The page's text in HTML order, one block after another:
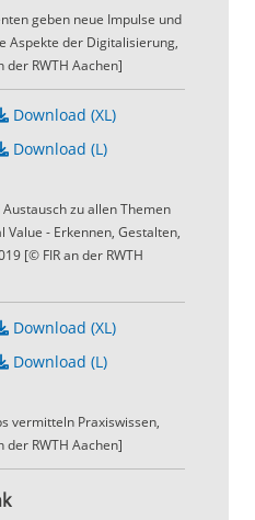
geben neue Impulse und
Aspekte der Digitalisierung,
der RWTH Aachen]
Download (XL)
Download (L)
zu allen Themen
- Erkennen, Gestalten,
[© FIR an der RWTH
Download (XL)
Download (L)
vermitteln Praxiswissen,
der RWTH Aachen]